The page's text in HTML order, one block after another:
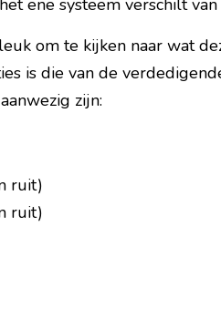
ene systeem verschilt
om te kijken naar wat
is die van de
zijn:
ruit)
ruit)